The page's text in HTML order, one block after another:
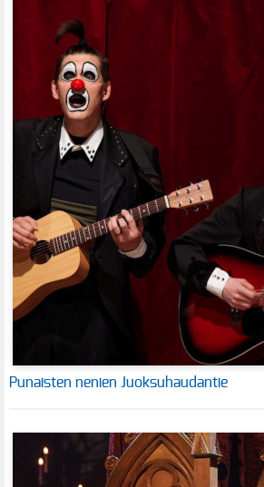
Punaisten nenien Juoksuhaudantie